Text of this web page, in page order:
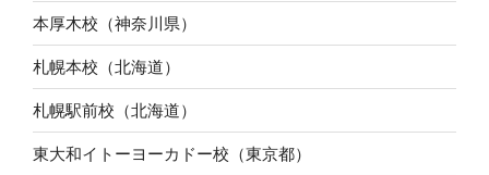
本厚木校（神奈川県）
札幌本校（北海道）
札幌駅前校（北海道）
東大和イトーヨーカドー校（東京都）